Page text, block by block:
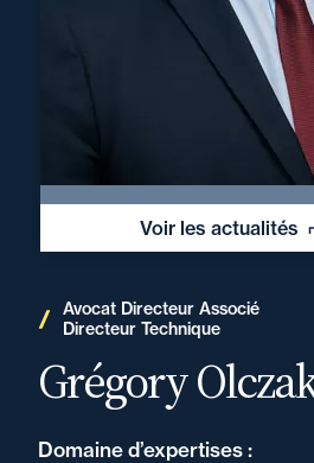
Voir les actualités
Avocat Directeur Associé
Directeur Technique
Grégory
Domaine d’expertises :